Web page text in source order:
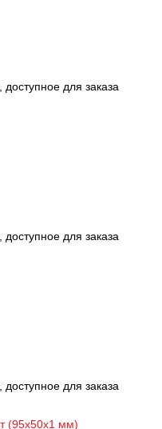
для заказа
для заказа
для заказа